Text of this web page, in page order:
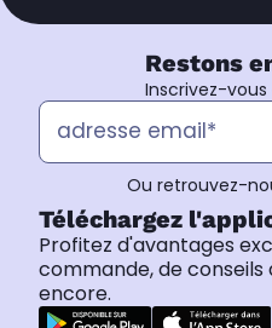
Restons
Inscrivez-
Ou retrouvez-
Téléchargez
Profitez d'avantages
commande, de
encore.